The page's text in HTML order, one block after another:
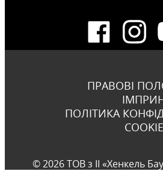
ПРАВОВІ
ПОЛІТИКА
© 2026 ТОВ з ІІ «Хенкель